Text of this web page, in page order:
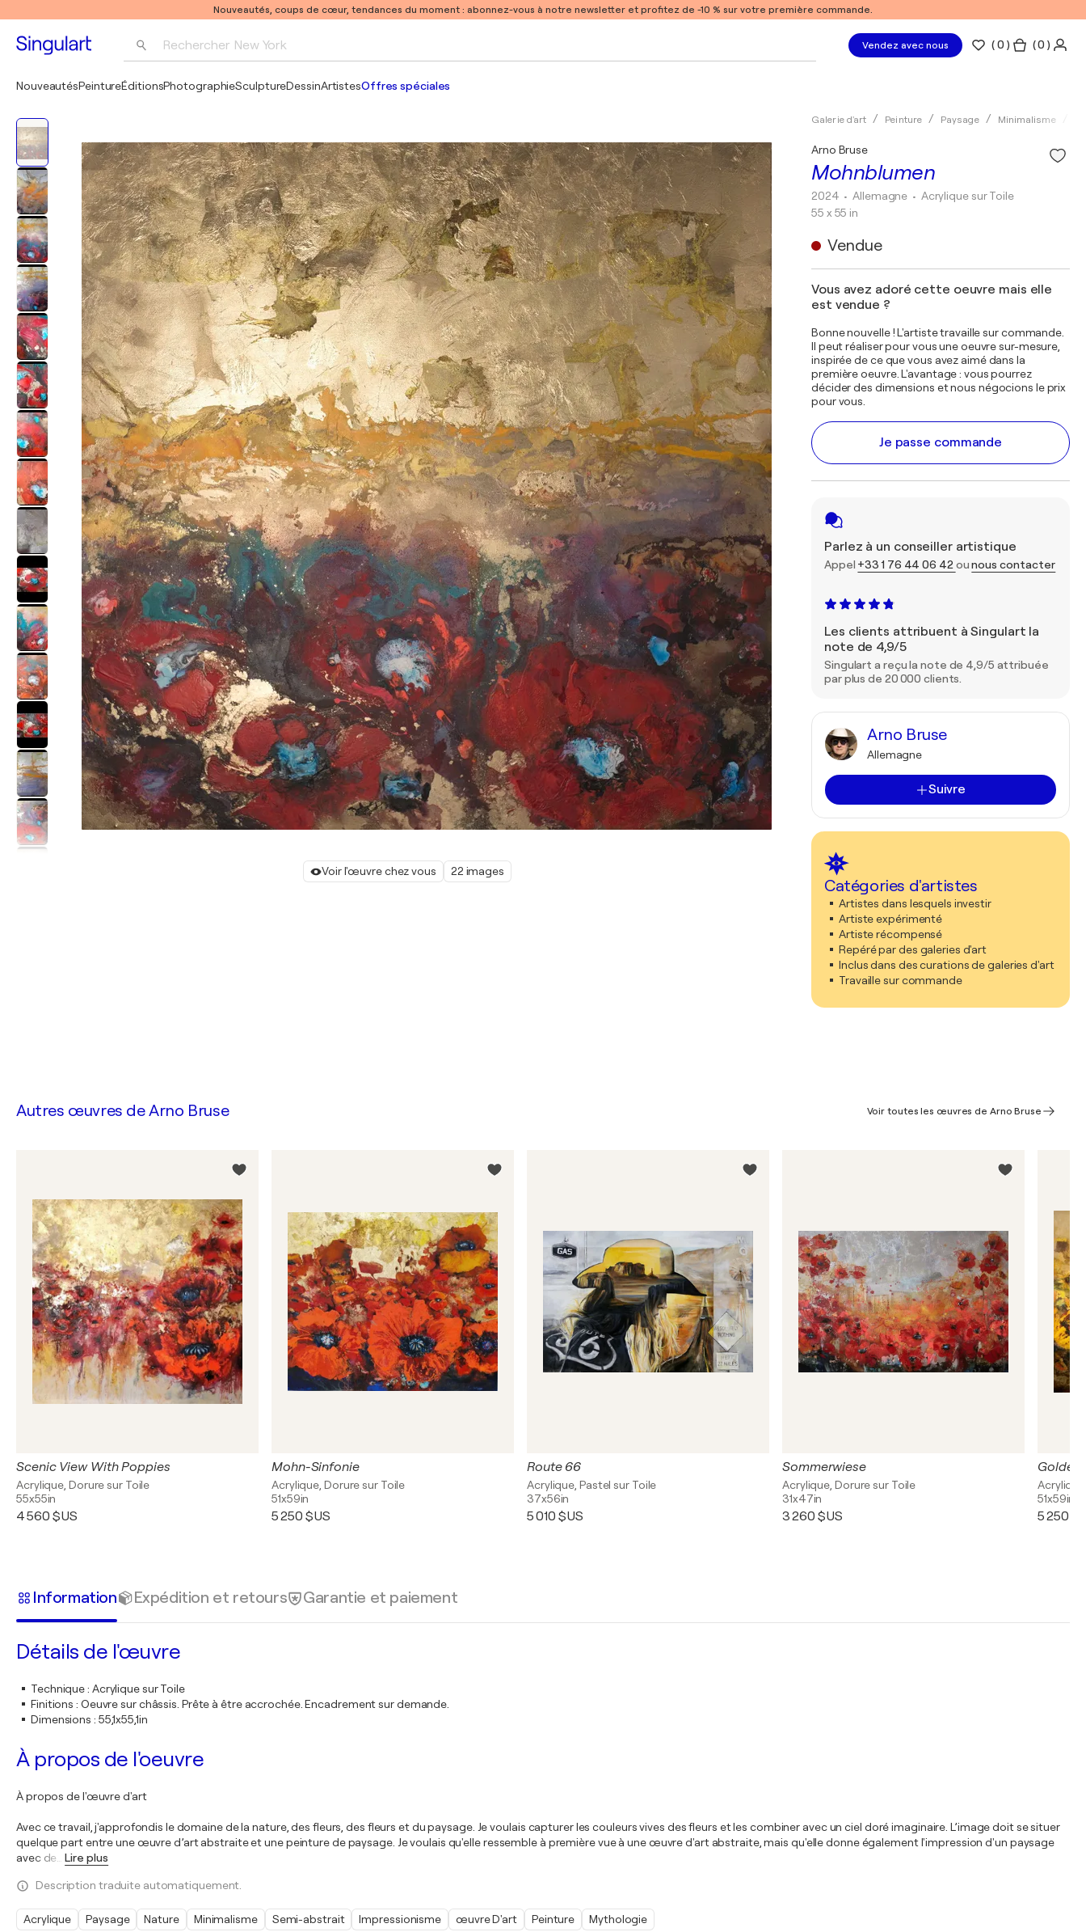
Nouveautés, coups de cœur, tendances du moment : abonnez-vous à notre newsletter et profitez de -10 % sur votre première commande.
Rechercher New York
Pablo Picasso
Vendez avec nous (0 ) ( 0 )
NouveautésPeintureÉditionsPhotographieSculptureDessinArtistesOffres spéciales
Voir l'œuvre chez vous 22 images
Galerie d'art Peinture Paysage Minimalisme
Mohnblumen
Arno Bruse
2024 • Allemagne • Acrylique sur Toile
55 x 55 in
Vendue
Vous avez adoré cette oeuvre mais elle
est vendue ?
Bonne nouvelle ! L'artiste travaille sur commande.
Il peut réaliser pour vous une oeuvre sur-mesure,
inspirée de ce que vous avez aimé dans la
première oeuvre. L'avantage : vous pourrez
décider des dimensions et nous négocions le prix
pour vous.
Je passe commande
Parlez à un conseiller artistique
Appel +33 1 76 44 06 42 ounous contacter
Les clients attribuent à Singulart la
note de 4,9/5
Singulart a reçu la note de 4,9/5 attribuée
par plus de 20 000 clients.
Arno Bruse
Allemagne
Suivre
Catégories d'artistes
Artistes dans lesquels investir
Artiste expérimenté
Artiste récompensé
Repéré par des galeries d'art
Inclus dans des curations de galeries d'art
Travaille sur commande
Autres œuvres deArno Bruse Voir toutes les œuvres de Arno Bruse
Scenic View With Poppies
Acrylique, Dorure sur Toile
55x55in
4 560 $US
Mohn-Sinfonie
Acrylique, Dorure sur Toile
51x59in
5 250 $US
Route 66
Acrylique, Pastel sur Toile
37x56in
5 010 $US
Sommerwiese
Acrylique, Dorure sur Toile
31x47in
3 260 $US
Golden
51x59in
5 250
Information Expédition et retours Garantie et paiement
Détails de l'œuvre
Technique: Acrylique sur Toile
Finitions : Oeuvre sur châssis. Prête à être accrochée. Encadrement sur demande.
Dimensions : 55,1x55,1in
À propos de l'oeuvre
À propos de l'œuvre d'art
Avec ce travail, j'approfondis le domaine de la nature, des fleurs, des fleurs et du paysage. Je voulais capturer les couleurs vives des fleurs et les combiner avec un ciel doré imaginaire. L’image doit se situer
quelque part entre une œuvre d’art abstraite et une peinture de paysage. Je voulais qu'elle ressemble à première vue à une œuvre d'art abstraite, mais qu'elle donne également l'impression d'un paysage
avec de
Lire plus
Description traduite automatiquement.
Acrylique Paysage Nature Minimalisme Semi-abstrait Impressionisme œuvre D'art Peinture Mythologie